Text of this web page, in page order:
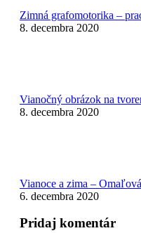
Zimná grafomotorika –
8. decembra 2020
Vianočný obrázok na
8. decembra 2020
Vianoce a zima –
6. decembra 2020
Pridaj komentár